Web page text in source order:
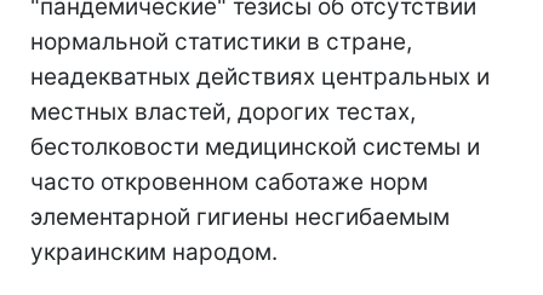
"пандемические" тезисы об отсутствии
нормальной статистики в стране,
неадекватных действиях центральных и
местных властей, дорогих тестах,
бестолковости медицинской системы и
часто откровенном саботаже норм
элементарной гигиены несгибаемым
украинским народом.